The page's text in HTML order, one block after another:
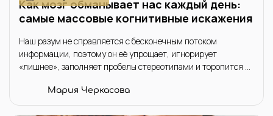
Как мозг обманывает нас каждый день:
самые массовые когнитивные искажения
Наш разум не справляется с бесконечным потоком
информации, поэтому он её упрощает, игнорирует
«лишнее», заполняет пробелы стереотипами и торопится с
экономии энергии, который помогал выживать. Но в
современном мире он часто играет с нами злую шутку.
Мария Черкасова